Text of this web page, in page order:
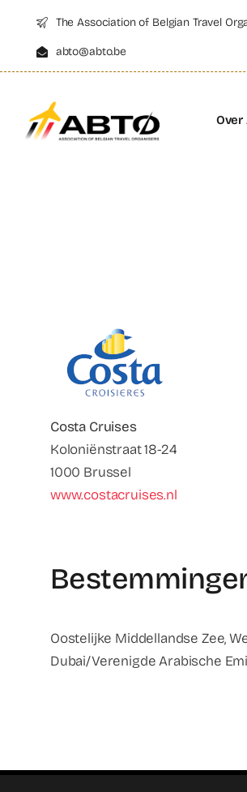
content
The Association of Belgian Travel
abto@abto.be
Over
Costa Cruises
Koloniënstraat 18-24
1000 Brussel
www.costacruises.nl
Oostelijke Middellandse Zee,
Dubai/Verenigde Arabische